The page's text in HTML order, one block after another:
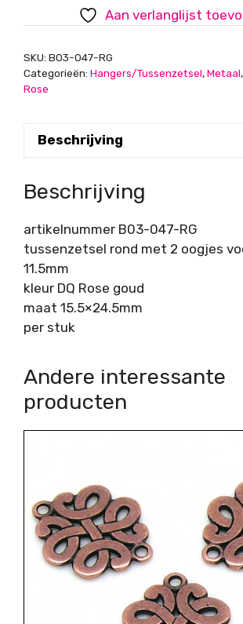
11.5mm,
Roségoud
Aan verlanglijst
SKU: B03-047-RG
Categorieën: Hangers/Tussenzetsel,Metaal
Rose
Beschrijving
Beschrijving
artikelnummer B03-047-RG
tussenzetsel rond met 2 oogjes
11.5mm
kleur DQ Rose goud
maat 15.5×24.5mm
per stuk
Andere interessante
producten